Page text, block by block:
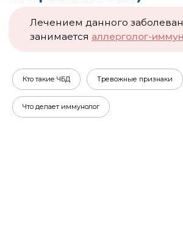
Кто такие ЧБД Тревожные признаки
Что делает иммунолог
Общая информация
Когда ребёнку ставят аллергию на домашнего